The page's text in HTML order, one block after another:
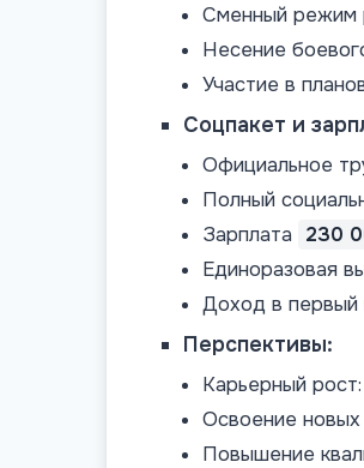
Сменный режим
Несение
Участие в
Соцпакет и
Официальное
Полный
Зарплата
230
Единоразовая
Доход в первый
Перспективы:
Карьерный
Освоение новых
Повышение